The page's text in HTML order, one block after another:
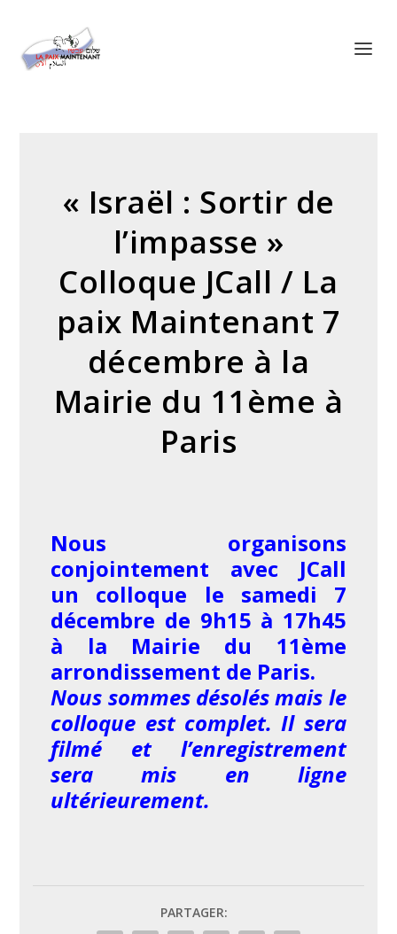
« Israël : Sortir de
l’impasse »
Colloque JCall / La
paix Maintenant 7
décembre à la
Mairie du 11ème à
Paris
Nous organisons
conjointement avec JCall
un colloque le samedi 7
décembre de 9h15 à 17h45
à la Mairie du 11ème
arrondissement de Paris.
Nous sommes désolés mais le
colloque est complet. Il sera
filmé et l’enregistrement
sera mis en ligne
ultérieurement.
PARTAGER: